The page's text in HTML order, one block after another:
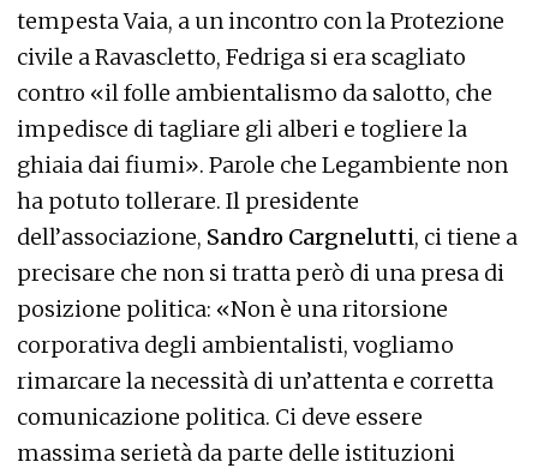
tempesta Vaia, a un incontro con la Protezione
civile a Ravascletto, Fedriga si era scagliato
contro «il folle ambientalismo da salotto, che
impedisce di tagliare gli alberi e togliere la
ghiaia dai fiumi». Parole che Legambiente non
ha potuto tollerare. Il presidente
dell’associazione, Sandro Cargnelutti, ci tiene a
precisare che non si tratta però di una presa di
posizione politica: «Non è una ritorsione
corporativa degli ambientalisti, vogliamo
rimarcare la necessità di un’attenta e corretta
comunicazione politica. Ci deve essere
massima serietà da parte delle istituzioni